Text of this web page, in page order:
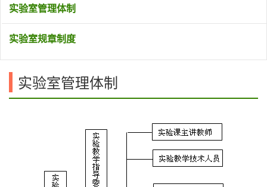
实验室管理体制
实验室规章制度
实验室管理体制